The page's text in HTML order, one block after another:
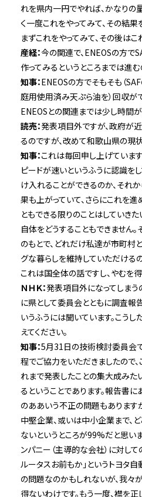
れを県内一円でやれば、かなりの
く一度これをやってみて、その結果
まずこれをやってみて、その後はこ
産経：今の関連で、ENEOSの方で
作ってみるというところまでは進む
知事：ENEOSの方でそもそも（
庭用使用済み天ぷら油を）回収が
ENEOSとの関連までは少し時間が
読売：発表項目外ですが、政府が
るのですが、改めて和歌山県の現
知事：これは毎回申し上げていま
ピードが速いというふうに認識を
け入れることができるのか、それ
果も上がっていて、さらにこれを
ともできる限りのことはしていき
自体をどうすることもできません
のもとで、どれだけ私達が市町村
グな暮らしを維持していただける
これは国全体の話ですし、やむを
ＮＨＫ：発表項目外になってしまう
に県として委員会とともに調査報
いうふうには聞いています。こう
えてください。
知事：5月31日の技術検討委員会
程でご協力をいただきましたので
れまで発表したことの集大成みた
るということであります。報告書
のああいう不正の問題もあります
中堅企業、或いは中小企業まで、
ないというところが99%だと思い
ンパニー（主導的な会社）に対し
ルータスお前もか」というトヨタ
の問題なのかもしれないが、我々
得ないわけです。もう一度、襟を